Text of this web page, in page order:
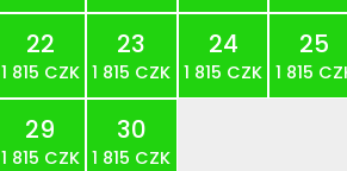
22
1 815 CZK
23
1 815 CZK
24
1 815 CZK
25
1 815
29
1 815 CZK
30
1 815 CZK